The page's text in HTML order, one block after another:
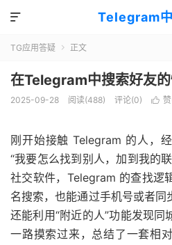
Telegram

TG应用答疑  正文
在Telegram中搜索好友
2025-09-28 阅读(488) 评论(0) 
刚开始接触 Telegram 的人，
“我要怎么找到别人，加到我的
社交软件，Telegram 的查找逻
名搜索，也能通过手机号或者同
还能利用“附近的人”功能发现
一路摸索过来，总结了一套相